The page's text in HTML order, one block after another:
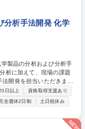
的には分析結果に基づい
です。 ・主な分析機器：
項目：濁度、ｐH、電導
実
分析手法開発 化学
開発を担当いただきま
応いただきます。また、
象：フッ素を原料とす
学製品、環境分析（大気・
日以上
資格取得支援あり
全週休2日制
土日祝休み